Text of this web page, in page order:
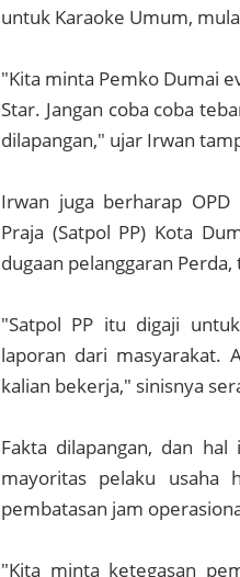
untuk Karaoke Umum,
"Kita minta Pemko Dumai
Star. Jangan coba coba
dilapangan," ujar Irwan
Irwan juga berharap
Praja (Satpol PP) Kota
dugaan pelanggaran
"Satpol PP itu digaji
laporan dari masyarakat.
kalian bekerja," sinisnya
Fakta dilapangan, dan
mayoritas pelaku usaha
pembatasan jam
"Kita minta ketegasan